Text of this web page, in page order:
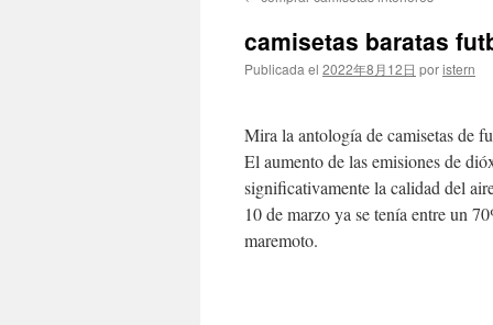
contenido
camisetas baratas
Publicada el 2022年8月12日 poristern
Mira la antología de camisetas de
El aumento de las emisiones de
significativamente la calidad del
10 de marzo ya se tenía entre un
maremoto.